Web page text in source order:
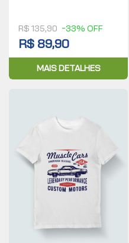
R$ 135,90 -33% OFF
R$ 89,90
MAIS DETALHES